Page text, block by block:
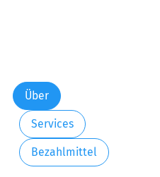
Über
Services
Bezahlmittel